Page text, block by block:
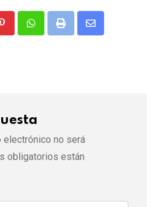
PinterestWhatsappPrint
Share
electrónico no será
obligatorios están